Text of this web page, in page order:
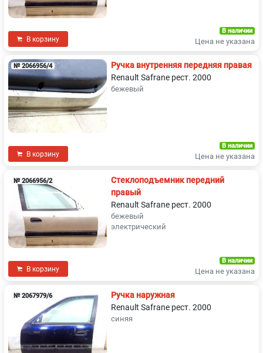
В корзину
В наличии
Цена не указана
№ 2066956/4
Ручка внутренняя передняя правая
Renault Safrane рест. 2000
бежевый
В корзину
В наличии
Цена не указана
№ 2066956/2
Стеклоподъемник передний
правый
Renault Safrane рест. 2000
бежевый
электрический
В корзину
В наличии
Цена не указана
№ 2067979/6
Ручка наружная
Renault Safrane рест. 2000
синяя